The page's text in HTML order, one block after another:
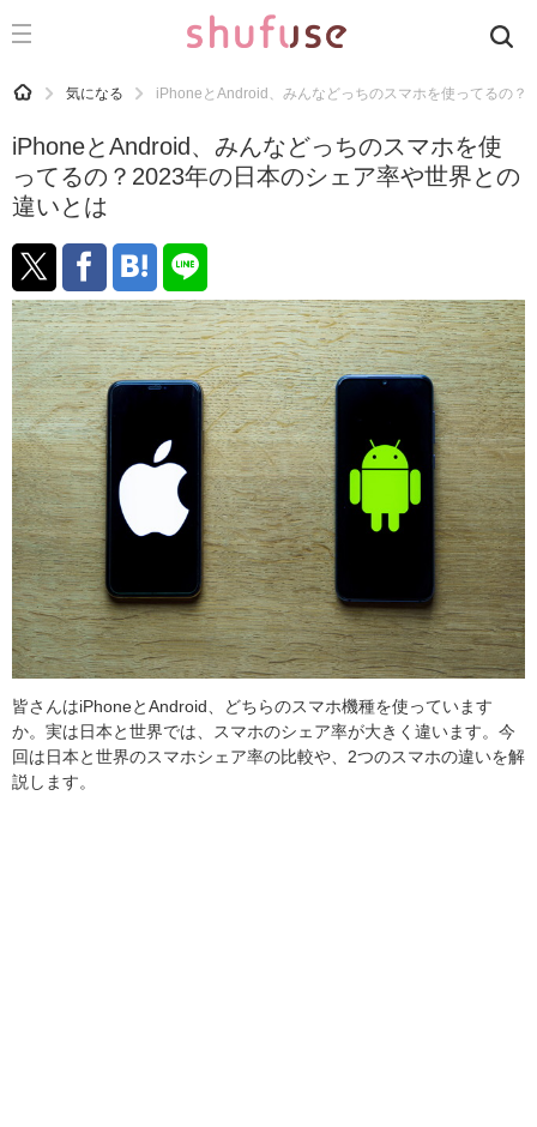
CATEGORY 記事カテゴリ
運気
洗濯
生活の知恵
お金
掃除
マナー
趣味
食材辞典
おすすめ
HOME 気になる iPhoneとAndroid、みんなどっちのスマホを使ってるの？
iPhoneとAndroid、みんなどっちのスマホを使
ってるの？2023年の日本のシェア率や世界との
違いとは
皆さんはiPhoneとAndroid、どちらのスマホ機種を使っています
か。実は日本と世界では、スマホのシェア率が大きく違います。今
回は日本と世界のスマホシェア率の比較や、2つのスマホの違いを解
説します。